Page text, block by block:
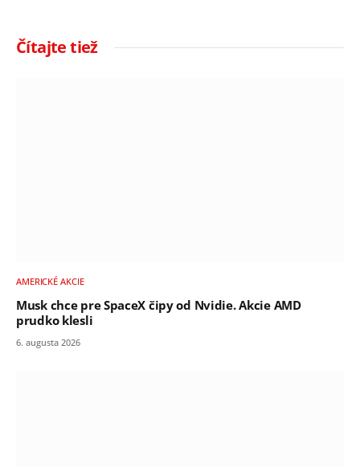
Čítajte tiež
AMERICKÉ AKCIE
Musk chce pre SpaceX čipy od Nvidie. Akcie AMD
prudko klesli
6. augusta 2026